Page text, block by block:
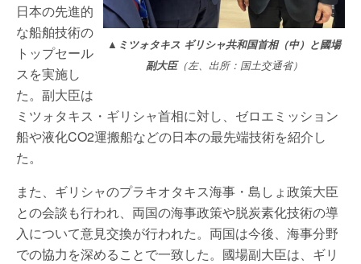
▲ミツォタキス ギリシャ共和国首相（中）と國場
副大臣（左、出所：国土交通省）
日本の先進的
な船舶技術の
トップセール
スを実施し
た。副大臣は
ミツォタキス・ギリシャ首相に対し、ゼロエミッション
船や液化CO2運搬船などの日本の最先端技術を紹介し
た。
また、ギリシャのプラキオタキス海事・島しょ政策大臣
との会談も行われ、両国の海事政策や脱炭素化技術の導
入について意見交換が行われた。両国は今後、海事分野
での協力を深めることで一致した。國場副大臣は、ギリ